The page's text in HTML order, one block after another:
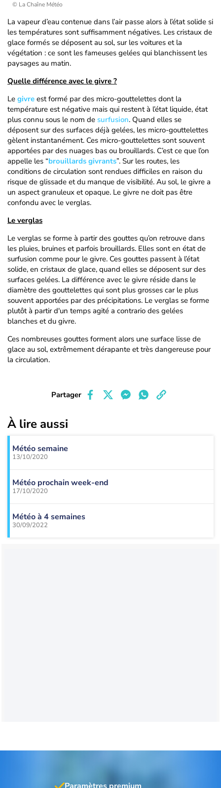
© La Chaîne Météo
La vapeur d’eau contenue dans l’air passe alors à l’état solide si
les températures sont suffisamment négatives. Les cristaux de
glace formés se déposent au sol, sur les voitures et la
végétation : ce sont les fameuses gelées qui blanchissent les
paysages au matin.
Quelle différence avec le givre ?
Le givre est formé par des micro-gouttelettes dont la
température est négative mais qui restent à l’état liquide, état
plus connu sous le nom de surfusion. Quand elles se
déposent sur des surfaces déjà gelées, les micro-gouttelettes
gèlent instantanément. Ces micro-gouttelettes sont souvent
apportées par des nuages bas ou brouillards. C’est ce que l’on
appelle les “brouillards givrants”. Sur les routes, les
conditions de circulation sont rendues difficiles en raison du
risque de glissade et du manque de visibilité. Au sol, le givre a
un aspect granuleux et opaque. Le givre ne doit pas être
confondu avec le verglas.
Le verglas
Le verglas se forme à partir des gouttes qu’on retrouve dans
les pluies, bruines et parfois brouillards. Elles sont en état de
surfusion comme pour le givre. Ces gouttes passent à l’état
solide, en cristaux de glace, quand elles se déposent sur des
surfaces gelées. La différence avec le givre réside dans le
diamètre des gouttelettes qui sont plus grosses car le plus
souvent apportées par des précipitations. Le verglas se forme
plutôt à partir d'un temps agité a contrario des gelées
blanches et du givre.
Ces nombreuses gouttes forment alors une surface lisse de
glace au sol, extrêmement dérapante et très dangereuse pour
la circulation.
Partager
À lire aussi
Météo semaine
13/10/2020
Météo prochain week-end
17/10/2020
Météo à 4 semaines
30/09/2022
Paramètres premium